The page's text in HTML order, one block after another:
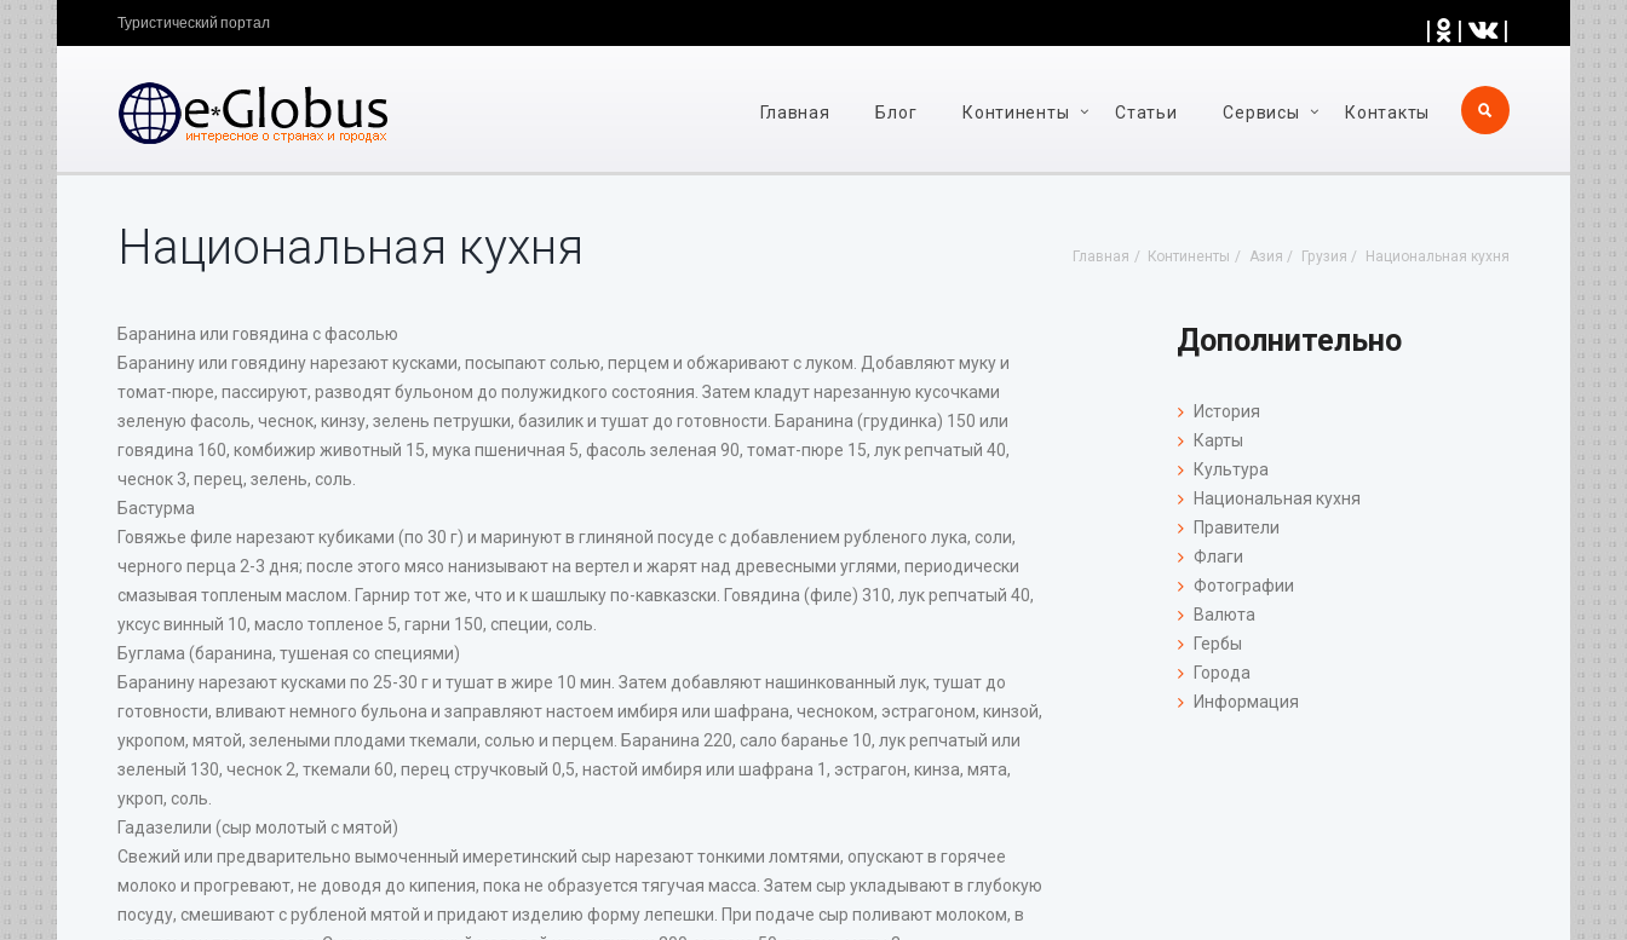
| | |
Туристический портал
Главная Блог Континенты Статьи Cервисы Контакты
Главная Континенты Азия Грузия Национальная кухня
Национальная кухня
Баранина или говядина с фасолью
Баранину или говядину нарезают кусками, посыпают солью, перцем и обжаривают с луком. Добавляют муку и
томат-пюре, пассируют, разводят бульоном до полужидкого состояния. Затем кладут нарезанную кусочками
зеленую фасоль, чеснок, кинзу, зелень петрушки, базилик и тушат до готовности. Баранина (грудинка) 150 или
говядина 160, комбижир животный 15, мука пшеничная 5, фасоль зеленая 90, томат-пюре 15, лук репчатый 40,
чеснок 3, перец, зелень, соль.
Бастурма
Говяжье филе нарезают кубиками (по 30 г) и маринуют в глиняной посуде с добавлением рубленого лука, соли,
черного перца 2-3 дня; после этого мясо нанизывают на вертел и жарят над древесными углями, периодически
смазывая топленым маслом. Гарнир тот же, что и к шашлыку по-кавказски. Говядина (филе) 310, лук репчатый 40,
уксус винный 10, масло топленое 5, гарни 150, специи, соль.
Буглама (баранина, тушеная со специями)
Баранину нарезают кусками по 25-30 г и тушат в жире 10 мин. Затем добавляют нашинкованный лук, тушат до
готовности, вливают немного бульона и заправляют настоем имбиря или шафрана, чесноком, эстрагоном, кинзой,
укропом, мятой, зелеными плодами ткемали, солью и перцем. Баранина 220, сало баранье 10, лук репчатый или
зеленый 130, чеснок 2, ткемали 60, перец стручковый 0,5, настой имбиря или шафрана 1, эстрагон, кинза, мята,
укроп, соль.
Гадазелили (сыр молотый с мятой)
Свежий или предварительно вымоченный имеретинский сыр нарезают тонкими ломтями, опускают в горячее
молоко и прогревают, не доводя до кипения, пока не образуется тягучая масса. Затем сыр укладывают в глубокую
посуду, смешивают с рубленой мятой и придают изделию форму лепешки. При подаче сыр поливают молоком, в
Дополнительно
История
Карты
Культура
Национальная кухня
Правители
Флаги
Фотографии
Валюта
Гербы
Города
Информация